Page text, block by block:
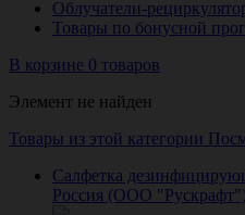
Облучатели-
Товары по бонусной
В корзине 0 товаров
Элемент не найден
Товары из этой категории
Салфетка
Россия (ООО "Рускрафт")